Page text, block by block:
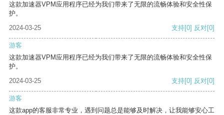
这款加速器VPM应用程序已经为我们带来了无限的流畅体验和安全性保
护。
2024-03-25
支持[0] 反对[0]
游客
这款加速器VPM应用程序已经为我们带来了无限的流畅体验和安全性保
护。
2024-03-25
支持[0] 反对[0]
游客
这款app的客服非常专业，遇到问题总是能够及时解决，让我能够安心工